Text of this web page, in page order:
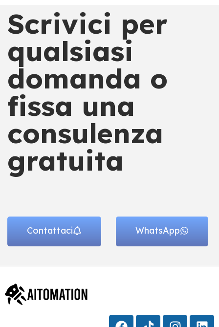
Scrivici per
qualsiasi
domanda o
fissa una
consulenza
gratuita
Contattaci WhatsApp